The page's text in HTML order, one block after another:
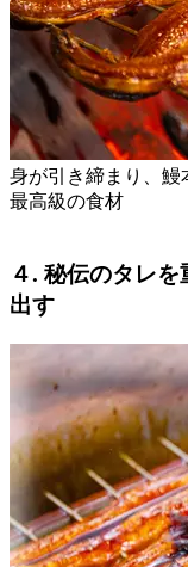
身が引き締まり、鰻
最高級の食材
４. 秘伝のタレ
出す